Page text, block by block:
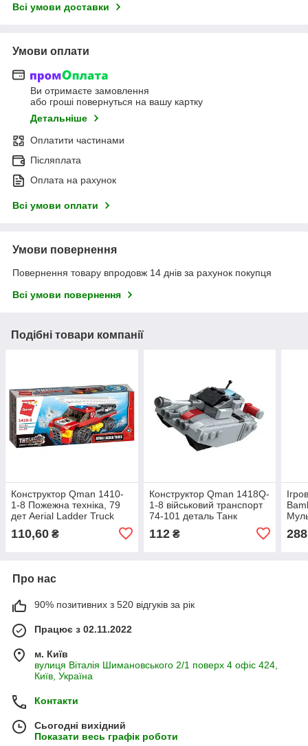
Всі умови доставки
Умови оплати
Ви отримаєте замовлення
або гроші повернуться на вашу картку
Детальніше
Оплатити частинами
Післяплата
Оплата на рахунок
Всі умови оплати
Умови повернення
Повернення товару впродовж 14 днів за рахунок покупця
Всі умови повернення
Подібні товари компанії
Конструктор Qman 1410-
1-8 Пожежна техніка, 79
дет Aerial Ladder Truck
110,60 ₴
Конструктор Qman 1418Q-
1-8 військовий транспорт
74-101 деталь Танк
112₴
Про нас
90% позитивних з 520 відгуків за рік
Працює з 02.11.2022
м. Київ
вулиця Віталія Шимановського 2/1 поверх 4 офіс 424,
Київ, Україна
Контакти
Сьогодні вихідний
Показати весь графік роботи